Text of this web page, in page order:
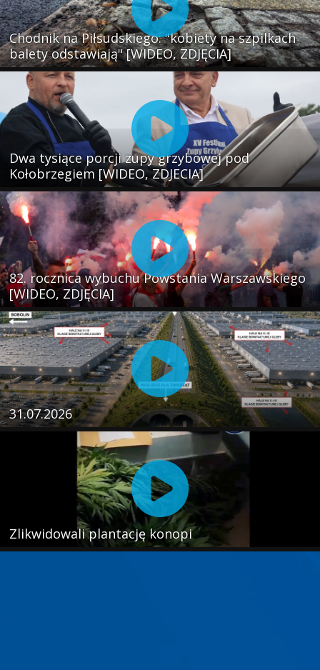
Chodnik na Piłsudskiego: "kobiety na szpilkach
balety odstawiają" [WIDEO, ZDJĘCIA]
Dwa tysiące porcji zupy grzybowej pod
Kołobrzegiem [WIDEO, ZDJECIA]
82. rocznica wybuchu Powstania Warszawskiego
[WIDEO, ZDJĘCIA]
31.07.2026
Zlikwidowali plantację konopi